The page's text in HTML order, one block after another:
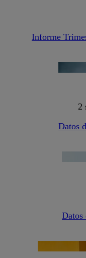
Informe
2
Datos
Datos